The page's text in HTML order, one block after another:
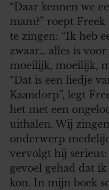
“Daar kennen we
mam?” roept
te zingen: “Ik heb
zwaar… alles is
moeilijk, moeilijk,
“Dat is een liedje
Kaandorp”, legt
het met een
uithalen. Wij
onderwerp
vervolgt hij
gevoel gehad dat
kon. In mijn boek